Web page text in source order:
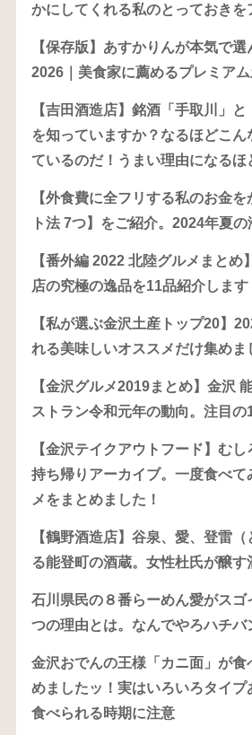
かにしてくれる私のとっておきを
【保存版】あすかりんが本気で
2026｜美食家に薦めるプレミア
【吉田酒造店】銘酒「手取川」
を知っていますか？なるほどこん
ているのだ！うまい理由になるほ
【外食費に全フリする私のお金
ト法 7つ】をご紹介。2024年夏
【番外編 2022 北陸グルメまとめ
店の究極の逸品を11品紹介します
【私が選ぶ金沢土産トップ20】
れる美味しいオススメだけ集めま
【金沢グルメ2019まとめ】金沢
ストラン令和元年の動向。注目の
【金沢テイクアウトフード】む
持ち帰りアーカイブ。一度食べて
メをまとめました！
【鶴野酒造店】谷泉、愛、登雷
る能登町の酒蔵。女性杜氏が醸す
石川県民の８番らーめん愛がスゴ
つの理由とは。なんでやろハチバ
金沢おでんの王様「カニ面」が食
めましたッ！実はいろいろタイプ
食べられる時期に注意